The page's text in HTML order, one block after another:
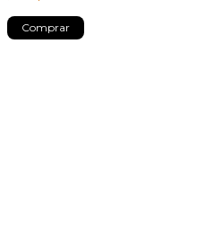
Comprar